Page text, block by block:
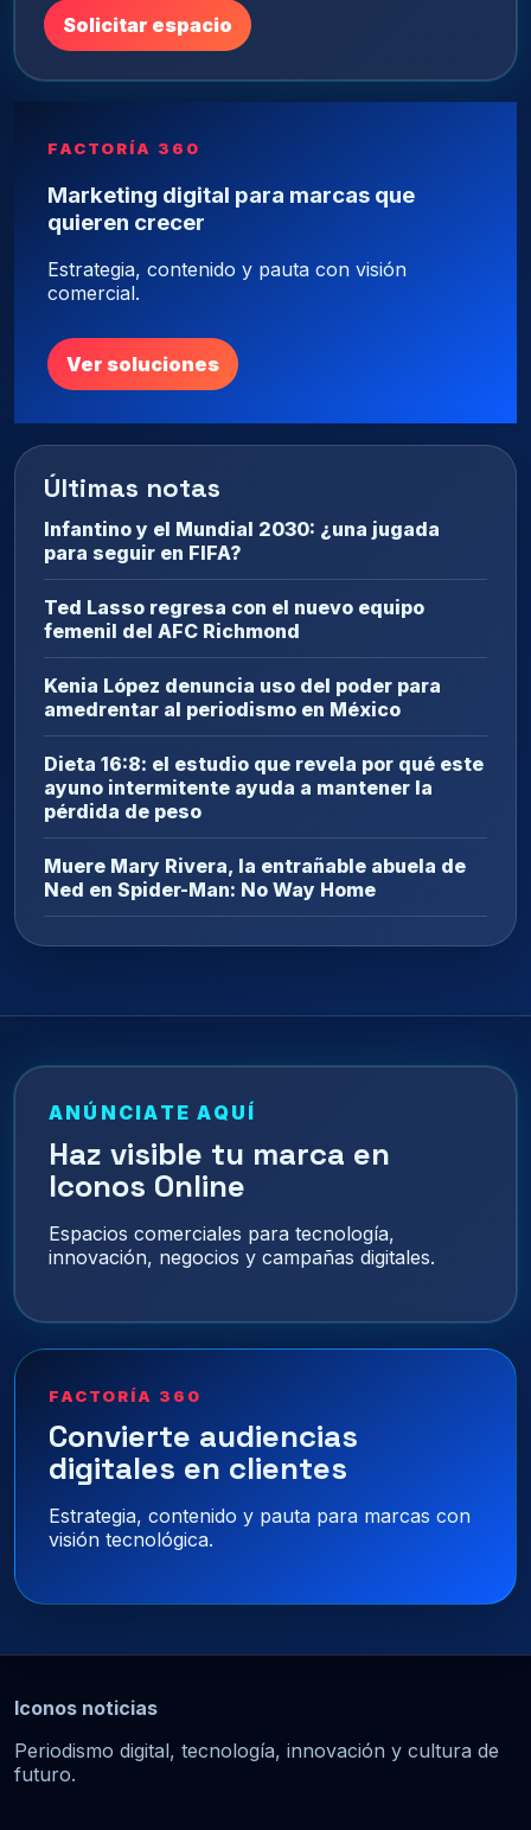
Solicitar espacio
FACTORÍA 360
Marketing digital para marcas que
quieren crecer
Estrategia, contenido y pauta con visión
comercial.
Ver soluciones
Últimas notas
Infantino y el Mundial 2030: ¿una jugada
para seguir en FIFA?
Ted Lasso regresa con el nuevo equipo
femenil del AFC Richmond
Kenia López denuncia uso del poder para
amedrentar al periodismo en México
Dieta 16:8: el estudio que revela por qué este
ayuno intermitente ayuda a mantener la
pérdida de peso
Muere Mary Rivera, la entrañable abuela de
Ned en Spider-Man: No Way Home
ANÚNCIATE AQUÍ
Haz visible tu marca en
Iconos Online
Espacios comerciales para tecnología,
innovación, negocios y campañas digitales.
FACTORÍA 360
Convierte audiencias
digitales en clientes
Estrategia, contenido y pauta para marcas con
visión tecnológica.
Iconos noticias
Periodismo digital, tecnología, innovación y cultura de
futuro.